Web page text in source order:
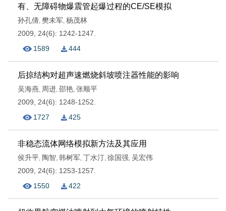
有、无障碍物爆震管起爆过程的CE/SE模拟
孙孔倩, 樊未军, 杨茂林
2009, 24(6): 1242-1247.
1589
444
后掠结构对超声速燃烧斜坡喷注器性能的影响
吴海燕, 周进, 邵艳, 张顺平
2009, 24(6): 1248-1252.
1727
425
非稳态流体网络模拟新方法及其应用
侯升平, 陶智, 韩树军, 丁水汀, 徐国强, 吴宏伟
2009, 24(6): 1253-1257.
1550
422